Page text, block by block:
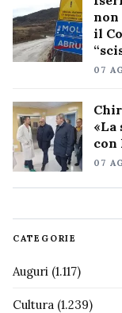
non
il
07
«La
con
07
CATEGORIE
Auguri (1.117)
Cultura (1.239)